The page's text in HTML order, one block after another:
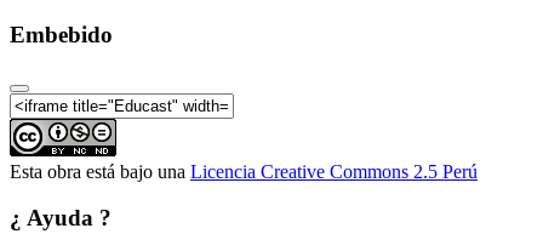
Embebido
Esta obra está bajo una Licencia Creative Commons 2.5 Perú
¿ Ayuda ?